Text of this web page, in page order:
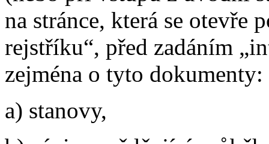
na stránce, která se otevře
rejstříku“, před zadáním
zejména o tyto dokumenty:
a) stanovy,